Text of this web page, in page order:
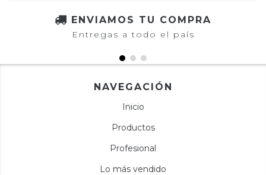
ENVIAMOS TU COMPRA
Entregas a todo el país
NAVEGACIÓN
Inicio
Productos
Profesional
Lo más vendido